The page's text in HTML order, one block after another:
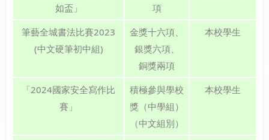
如盃」
項
筆藝全城書法比賽2023
(中文硬筆初中組)
金獎十六項、
銀獎六項、
銅獎兩項
本校學生
「2024國家安全寫作比
賽」
積極參與學校
獎（中學組）
（中文組別）
本校學生